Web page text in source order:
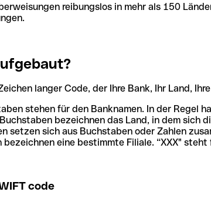
reibungslos in mehr als 150
langer Code, der Ihre Bank, Ihr Land,
stehen für den Banknamen. In der Regel
bezeichnen das Land, in dem sich
setzen sich aus Buchstaben oder Zahlen
eine bestimmte Filiale. “XXX"
code